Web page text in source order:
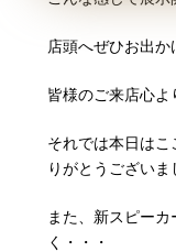
店頭へぜひお出か
皆様のご来店心よ
それでは本日は
りがとうございま
また、新スピー
く・・・